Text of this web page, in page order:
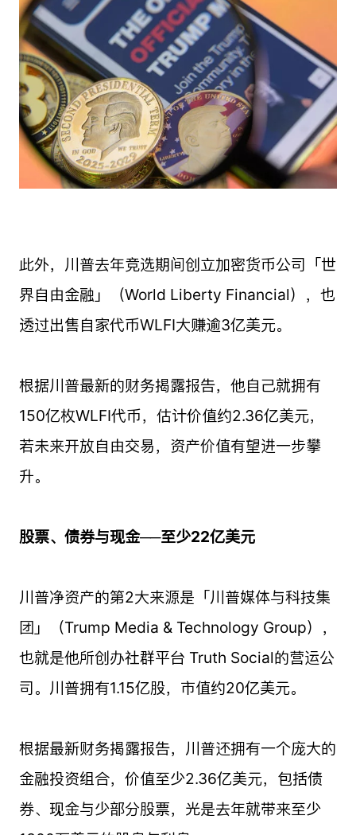
此外，川普去年竞选期间创立加密货币公司「世
界自由金融」（World Liberty Financial），也
透过出售自家代币WLFI大赚逾3亿美元。
根据川普最新的财务揭露报告，他自己就拥有
150亿枚WLFI代币，估计价值约2.36亿美元，
若未来开放自由交易，资产价值有望进一步攀
升。
股票、债券与现金──至少22亿美元
川普净资产的第2大来源是「川普媒体与科技集
团」（Trump Media & Technology Group），
也就是他所创办社群平台 Truth Social的营运公
司。川普拥有1.15亿股，市值约20亿美元。
根据最新财务揭露报告，川普还拥有一个庞大的
金融投资组合，价值至少2.36亿美元，包括债
券、现金与少部分股票，光是去年就带来至少